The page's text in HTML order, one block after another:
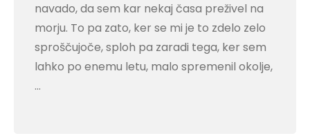
navado, da sem kar nekaj časa preživel na
morju. To pa zato, ker se mi je to zdelo zelo
sproščujoče, sploh pa zaradi tega, ker sem
lahko po enemu letu, malo spremenil okolje,
…